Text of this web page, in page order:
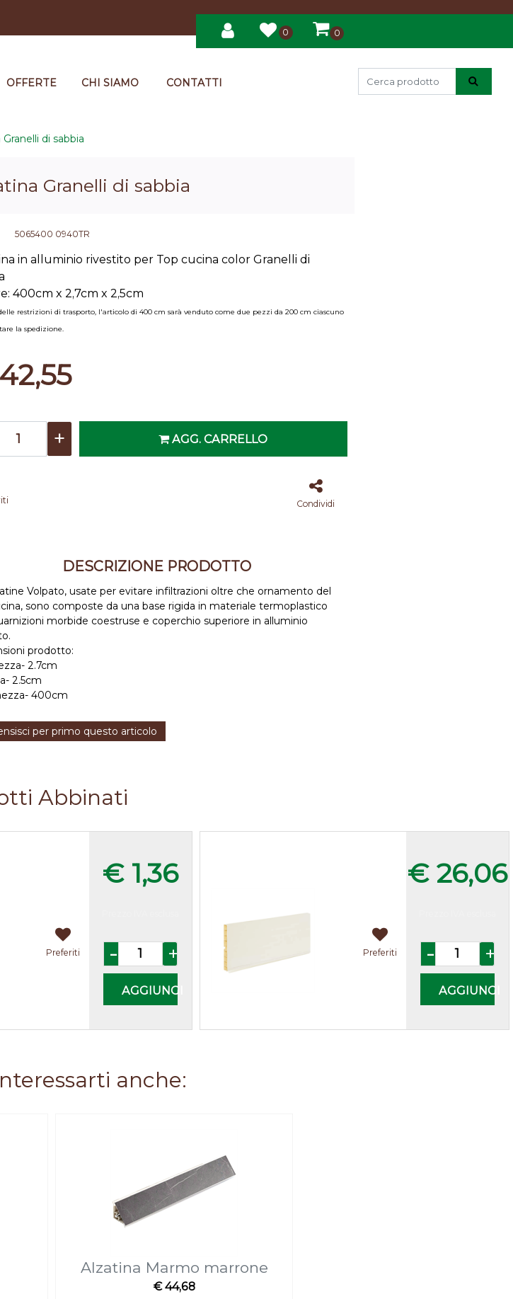
0
0
OFFERTE CHI SIAMO CONTATTI
di sabbia
Granelli di sabbia
5065400 0940TR
in alluminio rivestito per Top cucina color Granelli di
400cm x 2,7cm x 2,5cm
restrizioni di trasporto, l'articolo di 400 cm sarà venduto come due pezzi da 200 cm ciascuno
la spedizione.
AGG. CARRELLO
Condividi
DESCRIZIONE PRODOTTO
Volpato, usate per evitare infiltrazioni oltre che ornamento del
sono composte da una base rigida in materiale termoplastico
morbide coestruse e coperchio superiore in alluminio
prodotto:
2.7cm
2.5cm
400cm
per primo questo articolo
Abbinati
Preferiti
€ 1,36
Quantità
AGGIUNGI
Preferiti
€ 26,06
Quantità
AGGIUNGI
anche:
Alzatina Marmo marrone
€ 44,68